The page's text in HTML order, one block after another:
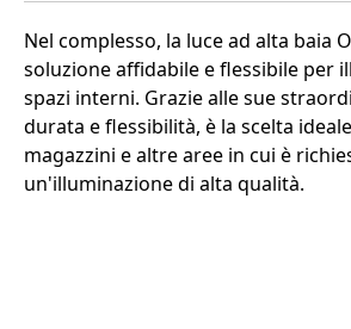
Nel complesso, la luce ad alta baia
soluzione affidabile e flessibile per
spazi interni. Grazie alle sue
durata e flessibilità, è la scelta
magazzini e altre aree in cui è
un'illuminazione di alta qualità.